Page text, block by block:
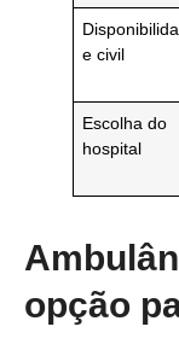
e civil
Escolha do
hospital
opção